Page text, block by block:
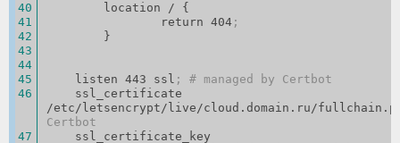
        location / {
                return 404
;
        }
    listen 443 ssl
; # managed by Certbot
/etc/letsencrypt/live/cloud.domain.ru/
Certbot